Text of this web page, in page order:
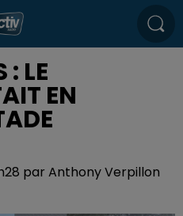
: LE
EN
par Anthony Verpillon